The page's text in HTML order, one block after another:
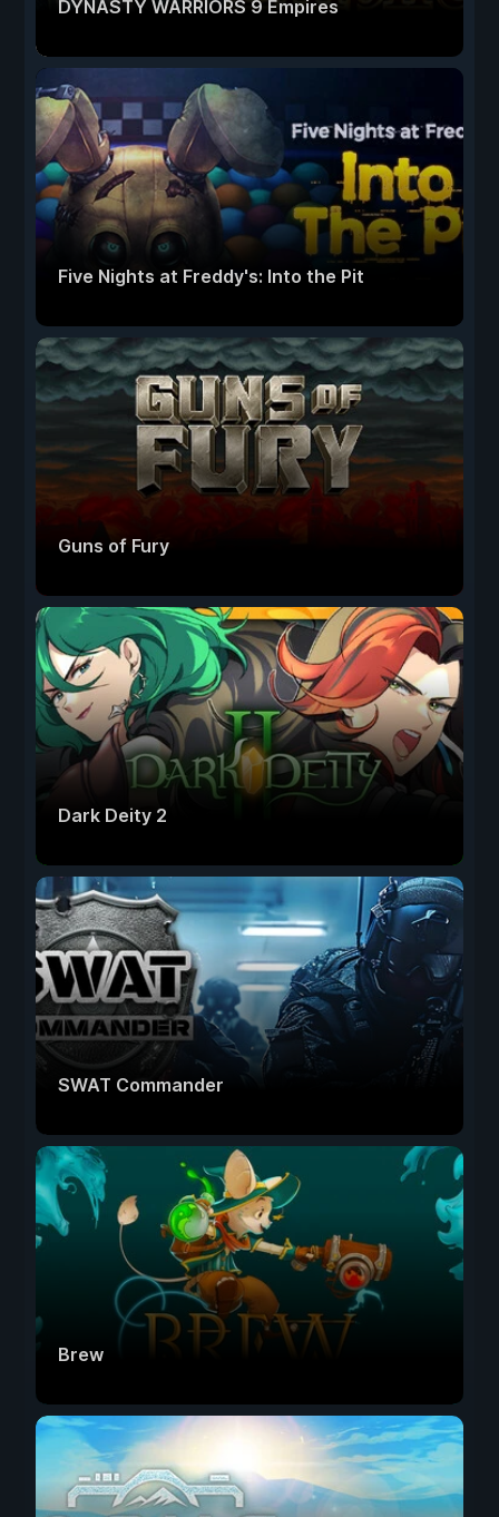
DYNASTY WARRIORS 9 Empires
Five Nights at Freddy's: Into the Pit
Guns of Fury
Dark Deity 2
SWAT Commander
Brew